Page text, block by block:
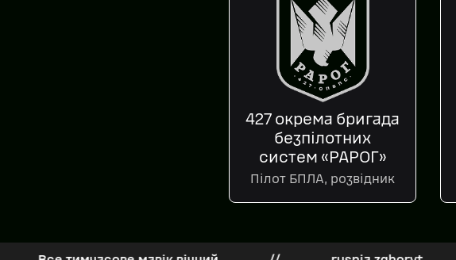
427 окрема бригада
безпілотних
систем «РАРОГ»
Пілот БПЛА, розвідник